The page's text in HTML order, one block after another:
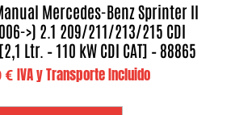
Mercedes-Benz Sprinter II
>) 2.1 209/211/213/215 CDI
Ltr. – 110 kW CDI CAT] – 88865
€ IVA y Transporte Incluido